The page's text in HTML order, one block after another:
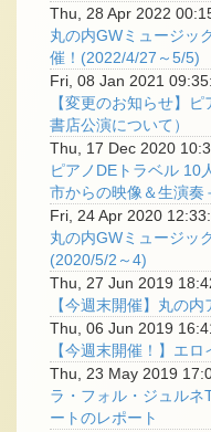
Thu, 28 Apr 2022
丸の内GWミュージッ
催！(2022/4/27～5/5)
Fri, 08 Jan 2021
【変更のお知らせ】
書店公演について）
Thu, 17 Dec 2020
ピアノDEトラベル 10
市からの映像＆生演奏
Fri, 24 Apr 2020
丸の内GWミュージッ
(2020/5/2～4)
Thu, 27 Jun 2019
【今週末開催】丸の
Thu, 06 Jun 2019
【今週末開催！】エ
Thu, 23 May 2019
ラ・フォル・ジュル
ートのレポート